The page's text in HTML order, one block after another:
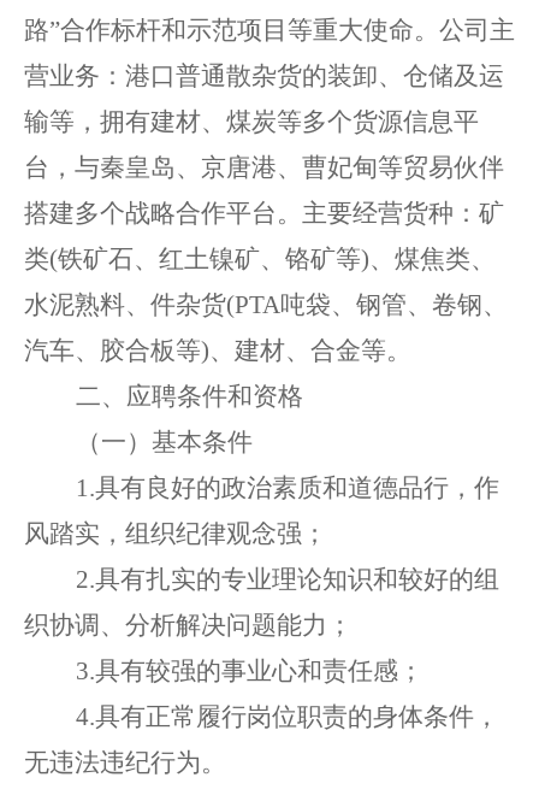
路”合作标杆和示范项目等重大使命。公司主
营业务：港口普通散杂货的装卸、仓储及运
输等，拥有建材、煤炭等多个货源信息平
台，与秦皇岛、京唐港、曹妃甸等贸易伙伴
搭建多个战略合作平台。主要经营货种：矿
类(铁矿石、红土镍矿、铬矿等)、煤焦类、
水泥熟料、件杂货(PTA吨袋、钢管、卷钢、
汽车、胶合板等)、建材、合金等。
二、应聘条件和资格
（一） 基本条件
1.具有良好的政治素质和道德品行，作
风踏实，组织纪律观念强；
2.具有扎实的专业理论知识和较好的组
织协调 、 分析解决问题能力；
3.具有较强的事业心和责任感 ；
4.具有正常履行岗位职责的身体条件 ，
无违法违纪行为。